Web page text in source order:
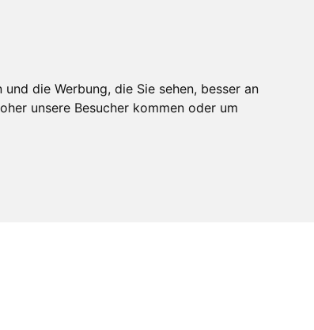
die Werbung, die Sie sehen, besser an
unsere Besucher kommen oder um